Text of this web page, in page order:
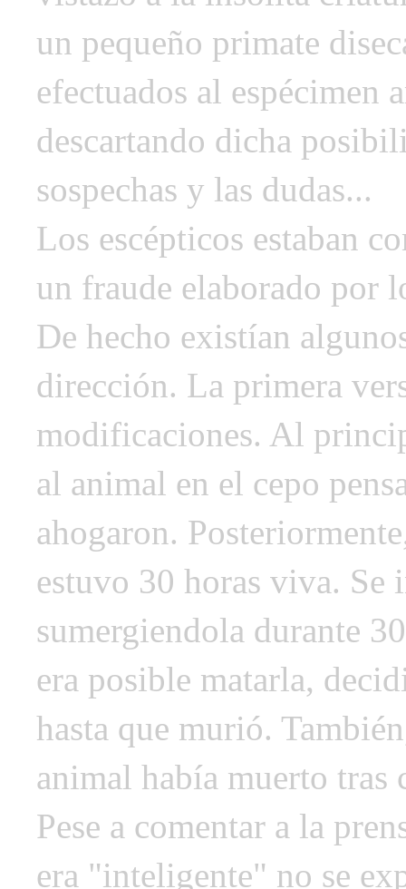
un pequeño primate
efectuados al espécimen
descartando dicha
sospechas y las dudas...
Los escépticos estaban
un fraude elaborado por
De hecho existían
dirección. La primera
modificaciones. Al
al animal en el cepo
ahogaron.
estuvo 30 horas viva. Se
sumergiendola durante
era posible matarla,
hasta que murió.
animal había muerto tras
Pese a comentar a la
era "inteligente" no se